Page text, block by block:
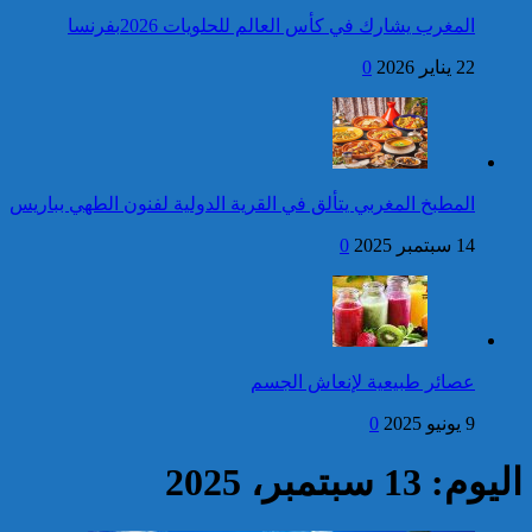
بلاغ من الديوان الملكي
فتح بحث للتحقق من الأفعال
الإجرامية المنسوبة لأربع وعشرين
شخصا للاشتباه في تورطهم في
الامتناع عن القيام بعمل من أعمال
وظيفتهم بغرض الارتشاء
واستغلال النفوذ
إحصائيات مكافحة الجريمة ..
استمرار ارتفاع معدل الزجر
بالعنف
كاريكاتير
المغرب يشارك في كأس العالم للحلويات 2026بفرنسا
22 يناير 2026 0
المطبخ المغربي يتألق في القرية الدولية لفنون الطهي بباريس
14 سبتمبر 2025 0
عصائر طبيعية لإنعاش الجسم
9 يونيو 2025 0
اليوم: 13 سبتمبر، 2025